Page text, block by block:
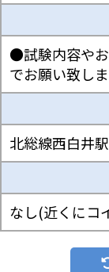
●試験内容や
でお願い致しま
北総線西白井
なし(近くにコ